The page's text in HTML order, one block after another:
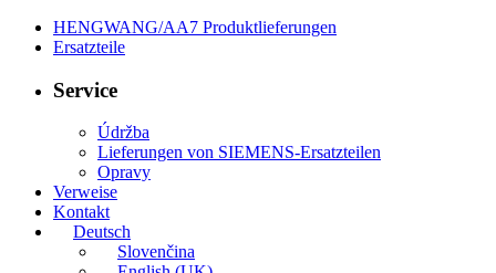
HENGWANG/AA7 Produktlieferungen
Ersatzteile
Service
Údržba
Lieferungen von SIEMENS-Ersatzteilen
Opravy
Verweise
Kontakt
Deutsch
Slovenčina